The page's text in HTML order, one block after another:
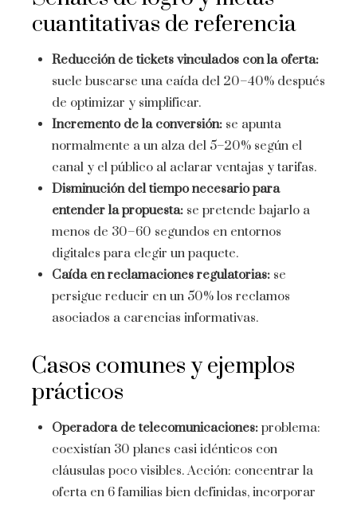
cuantitativas de referencia
Reducción de tickets vinculados con la oferta:
suele buscarse una caída del 20–40% después
de optimizar y simplificar.
Incremento de la conversión: se apunta
normalmente a un alza del 5–20% según el
canal y el público al aclarar ventajas y tarifas.
Disminución del tiempo necesario para
entender la propuesta: se pretende bajarlo a
menos de 30–60 segundos en entornos
digitales para elegir un paquete.
Caída en reclamaciones regulatorias: se
persigue reducir en un 50% los reclamos
asociados a carencias informativas.
Casos comunes y ejemplos
prácticos
Operadora de telecomunicaciones: problema:
coexistían 30 planes casi idénticos con
cláusulas poco visibles. Acción: concentrar la
oferta en 6 familias bien definidas, incorporar